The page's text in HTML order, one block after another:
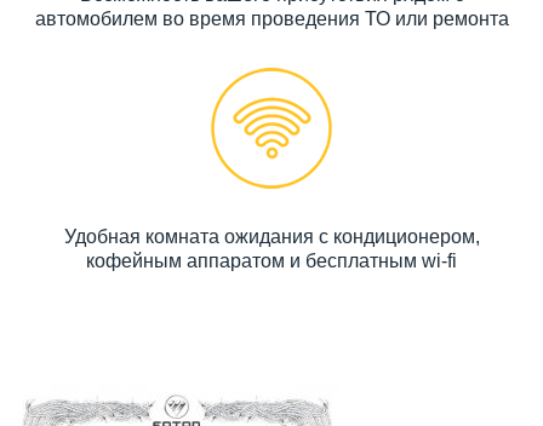
автомобилем во время проведения ТО или ремонта
Удобная комната ожидания с кондиционером,
кофейным аппаратом и бесплатным wi-fi